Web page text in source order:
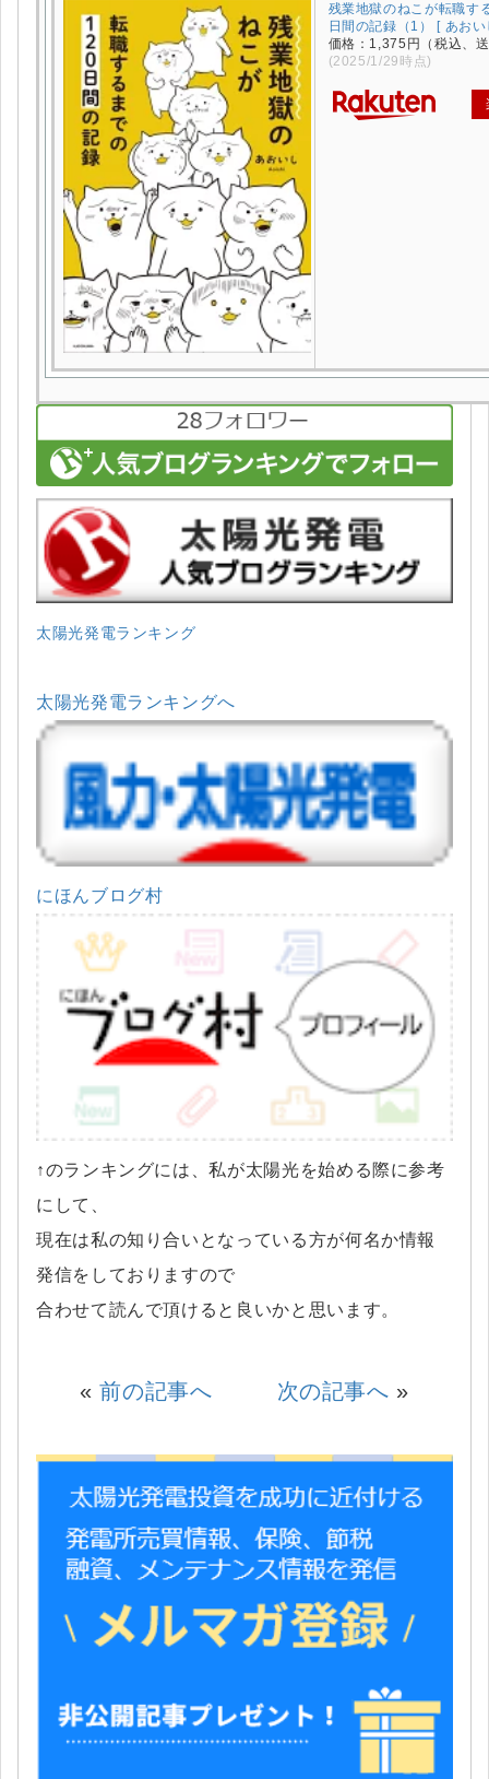
残業地獄のねこが転職す
日間の記録（1） [ あお
価格：1,375円（税込、
(2025/1/29時点)
太陽光発電ランキング
太陽光発電ランキングへ
にほんブログ村
↑のランキングには、私が太陽光を始める際に参考
にして、
現在は私の知り合いとなっている方が何名か情報
発信をしておりますので
合わせて読んで頂けると良いかと思います。
«前の記事へ 次の記事へ »